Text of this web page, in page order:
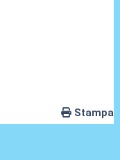
Stampa